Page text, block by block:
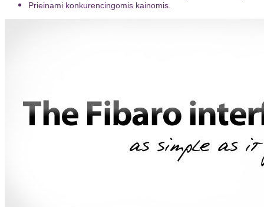
Prieinami konkurencingomis kainomis.